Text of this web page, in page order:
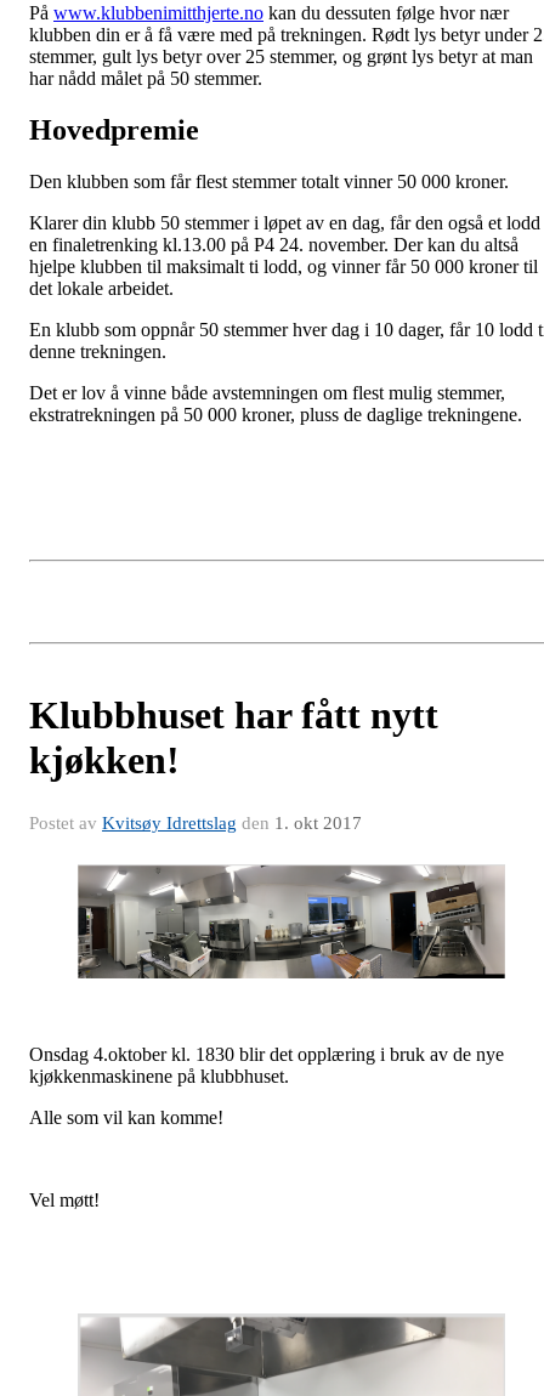
På www.klubbenimitthjerte.no kan du dessuten følge hvor nær
klubben din er å få være med på trekningen. Rødt lys betyr under
stemmer, gult lys betyr over 25 stemmer, og grønt lys betyr at man
har nådd målet på 50 stemmer.
Hovedpremie
Den klubben som får flest stemmer totalt vinner 50 000 kroner.
Klarer din klubb 50 stemmer i løpet av en dag, får den også et
en finaletrenking kl.13.00 på P4 24. november. Der kan du altså
hjelpe klubben til maksimalt ti lodd, og vinner får 50 000 kroner til
det lokale arbeidet.
En klubb som oppnår 50 stemmer hver dag i 10 dager, får 10 lodd
denne trekningen.
Det er lov å vinne både avstemningen om flest mulig stemmer,
ekstratrekningen på 50 000 kroner, pluss de daglige trekningene.
Klubbhuset har fått nytt
kjøkken!
Postet av Kvitsøy Idrettslag den 1. okt 2017
Onsdag 4.oktober kl. 1830 blir det opplæring i bruk av de nye
kjøkkenmaskinene på klubbhuset.
Alle som vil kan komme!
Vel møtt!